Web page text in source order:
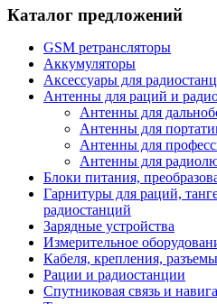
Каталог предложений
GSM ретрансляторы
Аккумуляторы
Аксессуары для
Антенны для раций и
Антенны для
Антенны для
Антенны для
Антенны для
Блоки питания,
Гарнитуры для раций,
радиостанций
Зарядные устройства
Измерительное
Кабеля, крепления,
Рации и радиостанции
Спутниковая связь и